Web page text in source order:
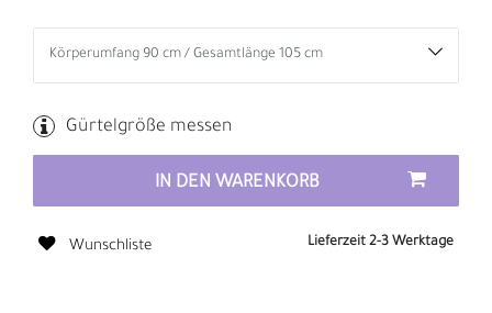
Gürtelgröße messen
IN DEN WARENKORB
Wunschliste Lieferzeit 2-3 Werktage